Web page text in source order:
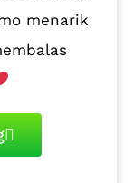
menarik